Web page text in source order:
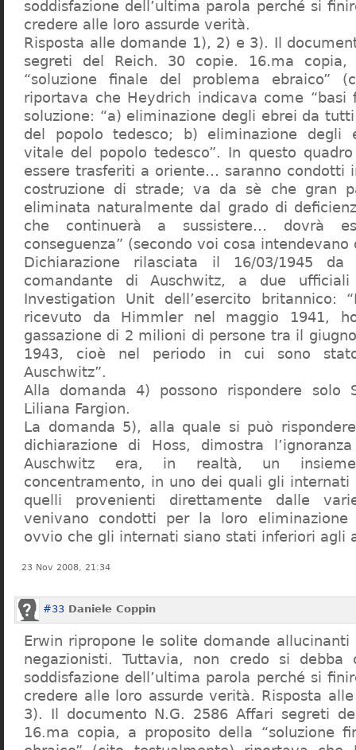
soddisfazione dell’ultima parola perché si
credere alle loro assurde verità.
Risposta alle domande 1), 2) e 3). Il
segreti del Reich. 30 copie. 16.ma copia,
“soluzione finale del problema ebraico”
riportava che Heydrich indicava come “basi
soluzione: “a) eliminazione degli ebrei da
del popolo tedesco; b) eliminazione degli
vitale del popolo tedesco”. In questo
essere trasferiti a oriente… saranno condotti
costruzione di strade; va da sè che gran
eliminata naturalmente dal grado di
che continuerà a sussistere… dovrà
conseguenza” (secondo voi cosa intendevano
Dichiarazione rilasciata il 16/03/1945
comandante di Auschwitz, a due
Investigation Unit dell’esercito britannico:
ricevuto da Himmler nel maggio 1941,
gassazione di 2 milioni di persone tra il
1943, cioè nel periodo in cui sono
Auschwitz”.
Alla domanda 4) possono rispondere solo
Liliana Fargion.
La domanda 5), alla quale si può
dichiarazione di Hoss, dimostra
Auschwitz era, in realtà, un
concentramento, in uno dei quali gli
quelli provenienti direttamente dalle
venivano condotti per la loro eliminazione
ovvio che gli internati siano stati inferiori agli
23 Nov 2008, 21:34
#33 Daniele Coppin
Erwin ripropone le solite domande
negazionisti. Tuttavia, non credo si debba
soddisfazione dell’ultima parola perché si
credere alle loro assurde verità. Risposta
3). Il documento N.G. 2586 Affari segreti
16.ma copia, a proposito della “soluzione